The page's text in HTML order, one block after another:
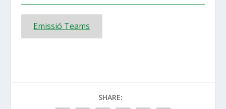
Emissió Teams
SHARE: